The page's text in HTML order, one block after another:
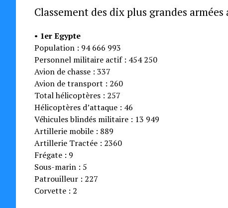
Classement des dix plus grandes
• 1er Egypte
Population : 94 666 993
Personnel militaire actif : 454 250
Avion de chasse : 337
Avion de transport : 260
Total hélicoptères : 257
Hélicoptères d’attaque : 46
Véhicules blindés militaire : 13 949
Artillerie mobile : 889
Artillerie Tractée : 2360
Frégate : 9
Sous-marin : 5
Patrouilleur : 227
Corvette : 2